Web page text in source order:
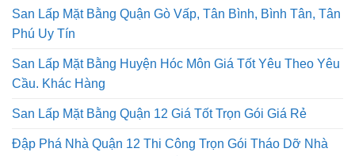
San Lấp Mặt Bằng Quận Gò Vấp, Tân Bình, Bình Tân, Tân
Phú Uy Tín
San Lấp Mặt Bằng Huyện Hóc Môn Giá Tốt Yêu Theo Yêu
Cầu. Khác Hàng
San Lấp Mặt Bằng Quận 12 Giá Tốt Trọn Gói Giá Rẻ
Đập Phá Nhà Quận 12 Thi Công Trọn Gói Tháo Dỡ Nhà